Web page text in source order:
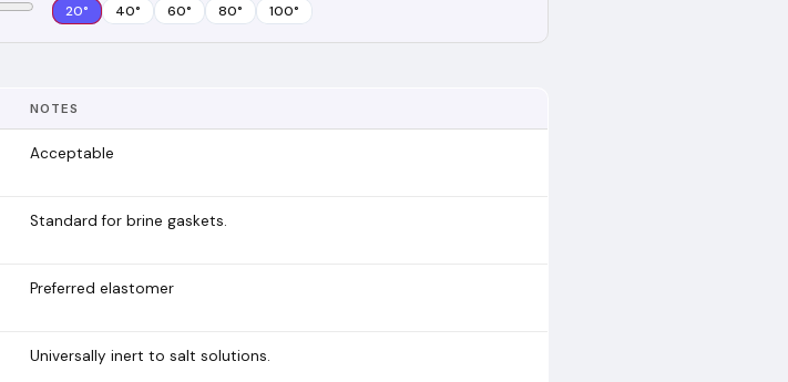
20° 40° 60° 80° 100°
NOTES
Acceptable
Standard for brine gaskets.
Preferred elastomer
Universally inert to salt solutions.